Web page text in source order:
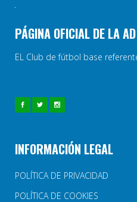
PÁGINA OFICIAL DE LA
EL Club de fútbol base
INFORMACIÓN LEGAL
POLÍTICA DE PRIVACIDAD
POLÍTICA DE COOKIES